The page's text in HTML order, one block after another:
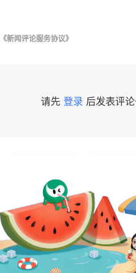
《新闻评论服务协议》
请先 登录 后发表评